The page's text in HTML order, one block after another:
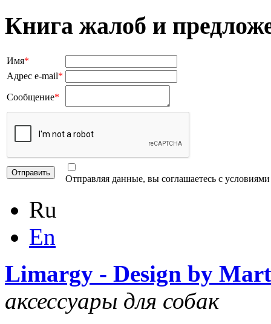
Книга жалоб и
Имя*
Адрес e-mail*
Сообщение*
Отправляя данные, вы соглашаетесь с
Ru
En
Limargy - Design by
аксессуары для собак